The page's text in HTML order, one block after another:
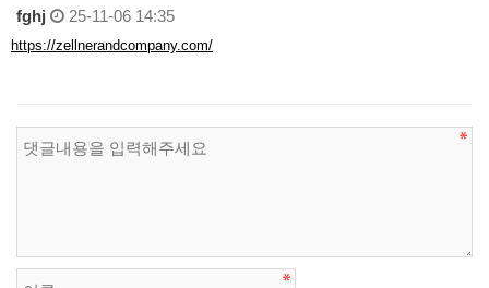
fghj 25-11-06 14:35
https://zellnerandcompany.com/